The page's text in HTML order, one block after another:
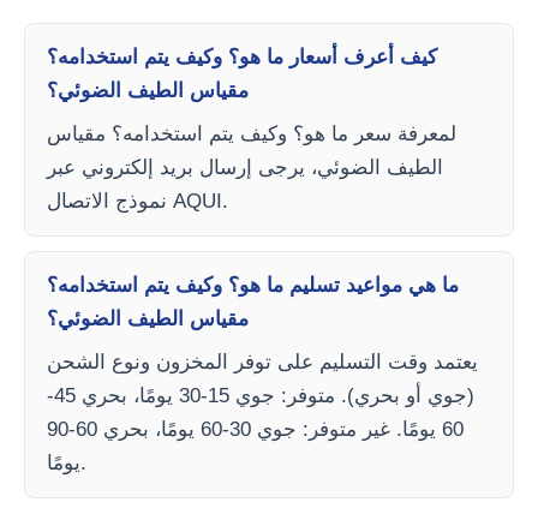
كيف أعرف أسعار ما هو؟ وكيف يتم استخدامه؟
مقياس الطيف الضوئي؟
لمعرفة سعر ما هو؟ وكيف يتم استخدامه؟ مقياس
الطيف الضوئي، يرجى إرسال بريد إلكتروني عبر
نموذج الاتصال AQUI.
ما هي مواعيد تسليم ما هو؟ وكيف يتم استخدامه؟
مقياس الطيف الضوئي؟
يعتمد وقت التسليم على توفر المخزون ونوع الشحن
(جوي أو بحري). متوفر: جوي 15-30 يومًا، بحري 45-
60 يومًا. غير متوفر: جوي 30-60 يومًا، بحري 60-90
يومًا.